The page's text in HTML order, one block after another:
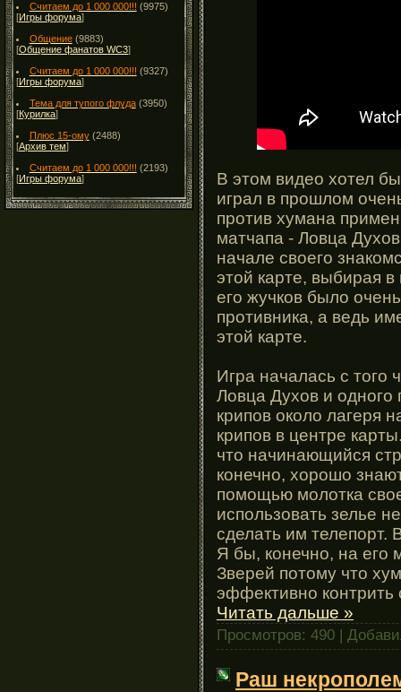
Считаем до 1 000 000!!! (9975)
[Игры форума]
Общение (9883)
[Общение фанатов WC3]
Считаем до 1 000 000!!! (9327)
[Игры форума]
Тема для тупого флуда (3950)
[Курилка]
Плюс 15-ому (2488)
[Архив тем]
Считаем до 1 000 000!!! (2193)
[Игры форума]
В этом видео хотел
играл в прошлом
против хумана
матчапа - Ловца
начале своего
этой карте, выбирая
его жучков было
противника, а ведь
этой карте.
Игра началась с того
Ловца Духов и одного
крипов около лагеря
крипов в центре
что начинающийся
конечно, хорошо
помощью молотка
использовать зелье
сделать им телепорт.
Я бы, конечно, на его
Зверей потому что
эффективно
Читать дальше »
Просмотров: 490 |
Раш